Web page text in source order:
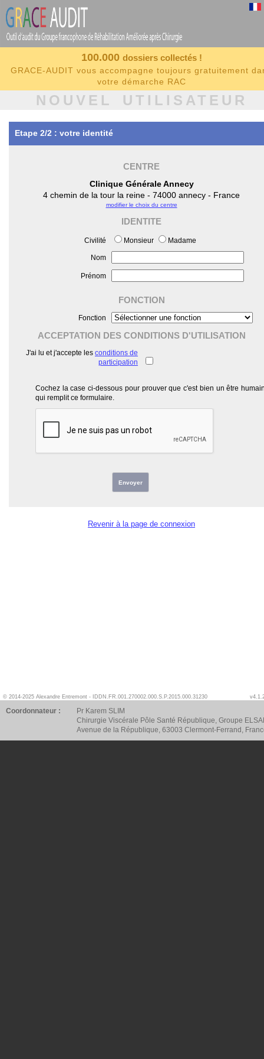
100.000 dossiers collectés !
GRACE-AUDIT vous accompagne toujours gratuitement
votre démarche RAC
NOUVEL UTILISATEUR
Etape 2/2 : votre identité
CENTRE
Clinique Générale Annecy
4 chemin de la tour la reine - 74000 annecy - France
modifier le choix du centre
IDENTITE
Civilité Monsieur Madame
Nom
Prénom
FONCTION
Fonction
ACCEPTATION DES CONDITIONS D'UTILISATION
J'ai lu et j'accepte les conditions de
participation
Cochez la case ci-dessous pour prouver que c'est bien un être
qui remplit ce formulaire.
Envoyer
Revenir à la page de connexion
© 2014-2025 Alexandre Entremont - IDDN.FR.001.270002.000.S.P.2015.000.31230
Coordonnateur :
Pr Karem SLIM
Chirurgie Viscérale Pôle Santé République, Groupe
Avenue de la République, 63003 Clermont-Ferrand,